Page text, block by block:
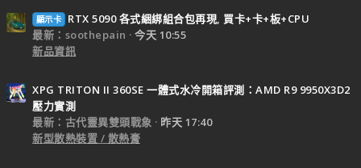
顯示卡
RTX 5090 各式綑綁組合包再現, 買卡+卡+板+CPU
最新：soothepain
今天 10:55
新品資訊
XPG TRITON II 360SE 一體式水冷開箱評測：AMD R9 9950X3D2
壓力實測
最新：古代靈異雙頭戰象
昨天 17:40
新型散熱裝置 / 散熱膏